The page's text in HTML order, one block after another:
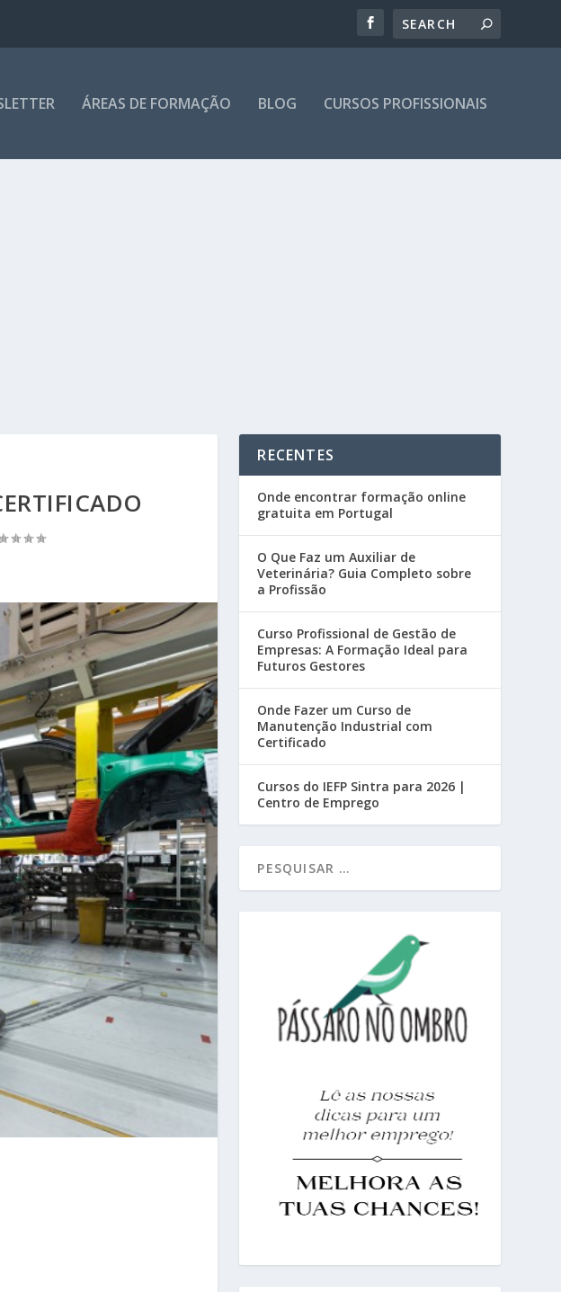
ÁREAS DE FORMAÇÃO BLOG CURSOS PROFISSIONAIS
RECENTES
Onde encontrar formação online
gratuita em Portugal
O Que Faz um Auxiliar de
Veterinária? Guia Completo sobre
a Profissão
Curso Profissional de Gestão de
Empresas: A Formação Ideal para
Futuros Gestores
Onde Fazer um Curso de
Manutenção Industrial com
Certificado
Cursos do IEFP Sintra para 2026 |
Centro de Emprego